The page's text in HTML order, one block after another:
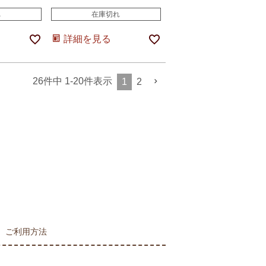
在庫切れ
詳細を見る
26件中 1-20件表示 1 2
ご利用方法